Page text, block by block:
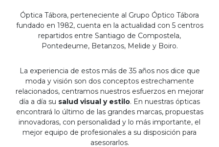
Óptica Tábora, perteneciente al Grupo Óptico Tábora
fundado en 1982, cuenta en la actualidad con 5 centros
repartidos entre Santiago de Compostela,
Pontedeume, Betanzos, Melide y Boiro.
La experiencia de estos más de 35 años nos dice que
moda y visión son dos conceptos estrechamente
relacionados, centramos nuestros esfuerzos en mejorar
día a día su salud visual y estilo. En nuestras ópticas
encontrará lo último de las grandes marcas, propuestas
innovadoras, con personalidad y lo más importante, el
mejor equipo de profesionales a su disposición para
asesorarlos.